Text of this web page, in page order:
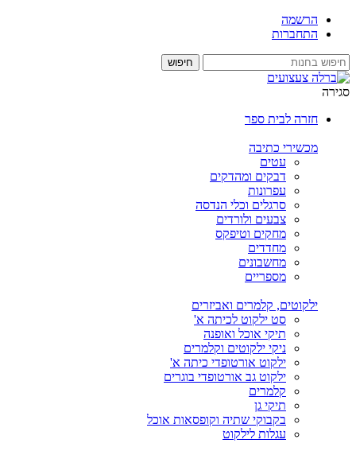
הרשמה
התחברות
סגירה
חזרה לבית ספר
מכשירי כתיבה
עטים
דבקים ומהדקים
עפרונות
סרגלים וכלי הנדסה
צבעים ולורדים
מחקים וטיפקס
מחדדים
מחשבונים
מספריים
ילקוטים, קלמרים ואביזרים
סט ילקוט לכיתה א'
תיקי אוכל ואופנה
ניקי ילקוטים וקלמרים
ילקוט אורטופדי כיתה א'
ילקוט גב אורטופדי בוגרים
קלמרים
תיקי גן
בקבוקי שתיה וקופסאות אוכל
עגלות לילקוט